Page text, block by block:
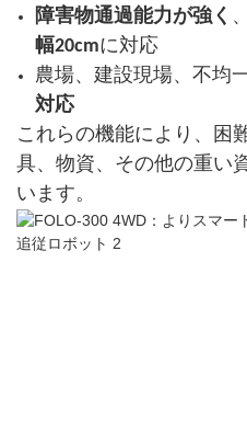
障害物通過能力が強く 、
幅20cmに対応
農場、建設現場、不均
対応
これらの機能により、困
具、物資、その他の重い
います。